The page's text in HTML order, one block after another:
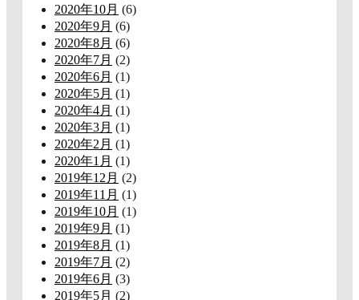
2020年10月 (6)
2020年9月 (6)
2020年8月 (6)
2020年7月 (2)
2020年6月 (1)
2020年5月 (1)
2020年4月 (1)
2020年3月 (1)
2020年2月 (1)
2020年1月 (1)
2019年12月 (2)
2019年11月 (1)
2019年10月 (1)
2019年9月 (1)
2019年8月 (1)
2019年7月 (2)
2019年6月 (3)
2019年5月 (2)